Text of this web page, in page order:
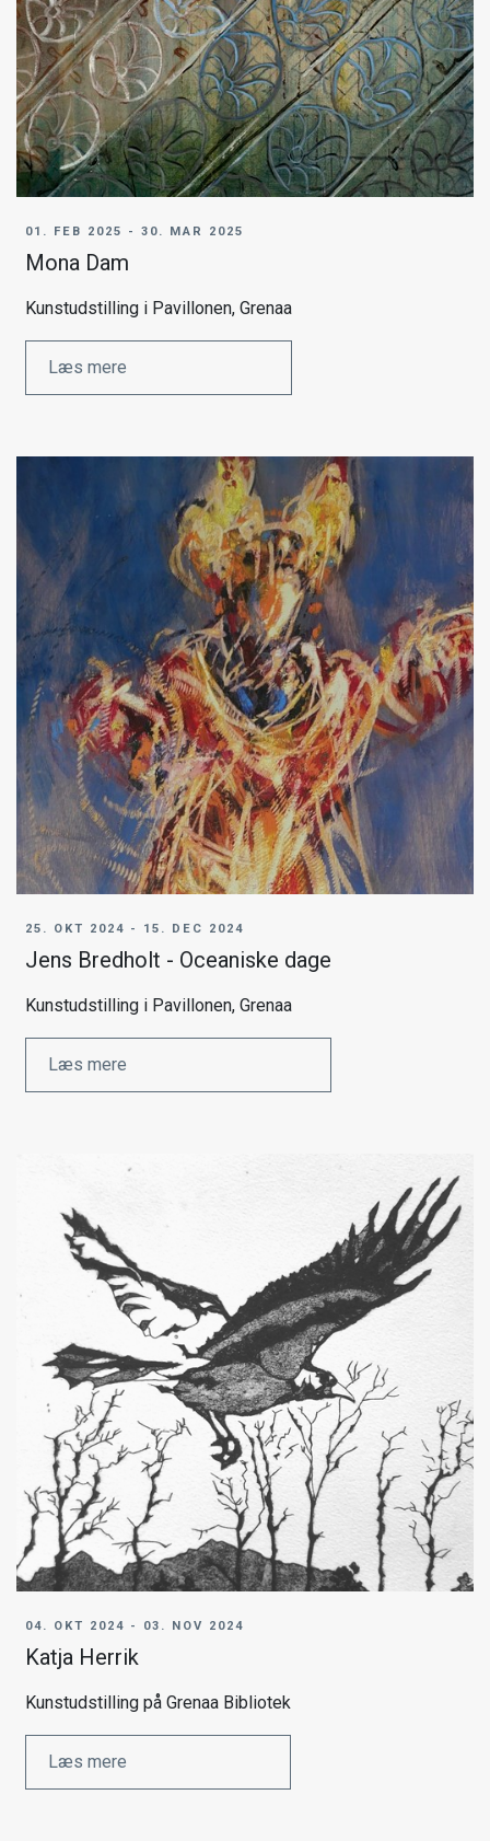
01. FEB 2025 - 30. MAR 2025
Mona Dam
Kunstudstilling i Pavillonen, Grenaa
Læs mere
25. OKT 2024 - 15. DEC 2024
Jens Bredholt - Oceaniske dage
Kunstudstilling i Pavillonen, Grenaa
Læs mere
04. OKT 2024 - 03. NOV 2024
Katja Herrik
Kunstudstilling på Grenaa Bibliotek
Læs mere